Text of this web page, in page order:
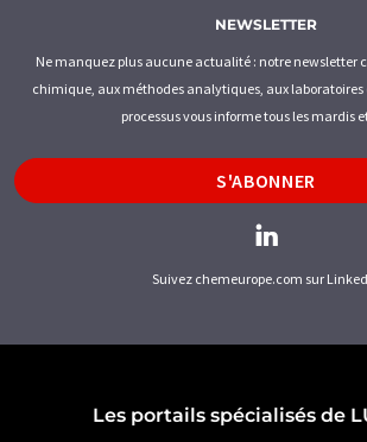
NEWSLETTER
Ne manquez plus aucune actualité : notre newsletter
chimique, aux méthodes analytiques, aux laboratoires
processus vous informe tous les mardis
S'ABONNER
Suivez chemeurope.com sur
Les portails spécialisés de